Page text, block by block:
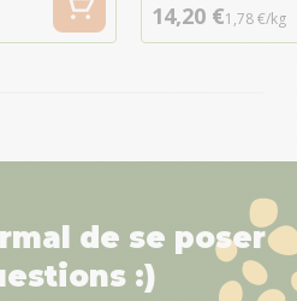
14,20 €1,78 €/kg
de se poser
:)